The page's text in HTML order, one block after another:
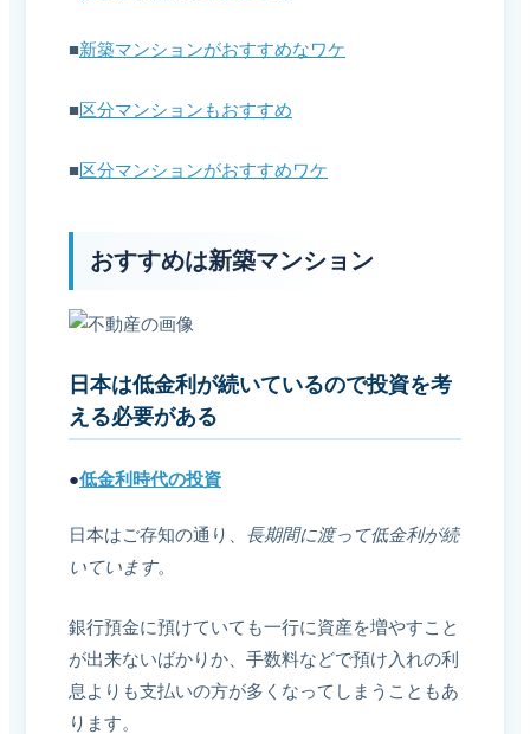
■新築マンションがおすすめなワケ
■区分マンションもおすすめ
■区分マンションがおすすめワケ
おすすめは新築マンション
日本は低金利が続いているので投資を考
える必要がある
●低金利時代の投資
日本はご存知の通り、 長期間に渡って低金利が続
いています。
銀行預金に預けていても一行に資産を増やすこと
が出来ないばかりか、手数料などで預け入れの利
息よりも支払いの方が多くなってしまうこともあ
ります。